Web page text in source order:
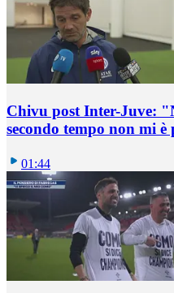
Chivu post Inter-Juve:
secondo tempo non mi
01:44